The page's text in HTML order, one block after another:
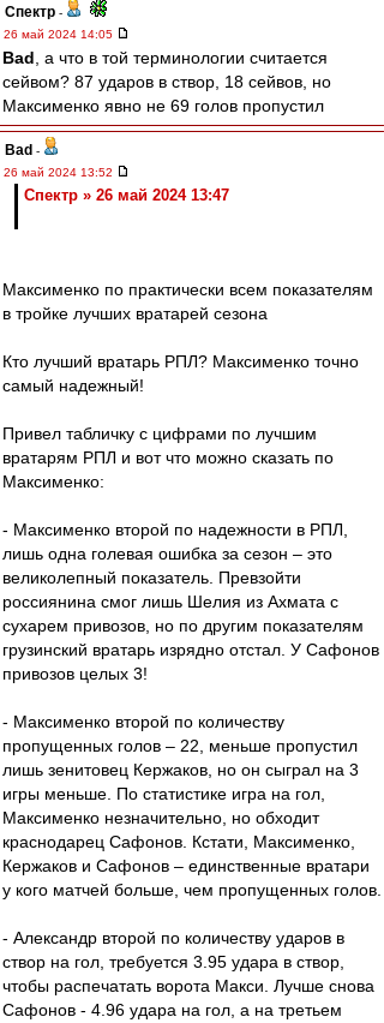
Спектр -
26 май 2024 14:05
Bad , а что в той терминологии считается
сейвом? 87 ударов в створ, 18 сейвов, но
Максименко явно не 69 голов пропустил
Bad -
26 май 2024 13:52
Спектр » 26 май 2024 13:47
Максименко по практически всем показателям
в тройке лучших вратарей сезона
Кто лучший вратарь РПЛ? Максименко точно
самый надежный!
Привел табличку с цифрами по лучшим
вратарям РПЛ и вот что можно сказать по
Максименко:
- Максименко второй по надежности в РПЛ,
лишь одна голевая ошибка за сезон – это
великолепный показатель. Превзойти
россиянина смог лишь Шелия из Ахмата с
сухарем привозов, но по другим показателям
грузинский вратарь изрядно отстал. У Сафонов
привозов целых 3!
- Максименко второй по количеству
пропущенных голов – 22, меньше пропустил
лишь зенитовец Кержаков, но он сыграл на 3
игры меньше. По статистике игра на гол,
Максименко незначительно, но обходит
краснодарец Сафонов. Кстати, Максименко,
Кержаков и Сафонов – единственные вратари
у кого матчей больше, чем пропущенных голов.
- Александр второй по количеству ударов в
створ на гол, требуется 3.95 удара в створ,
чтобы распечатать ворота Макси. Лучше снова
Сафонов - 4.96 удара на гол, а на третьем